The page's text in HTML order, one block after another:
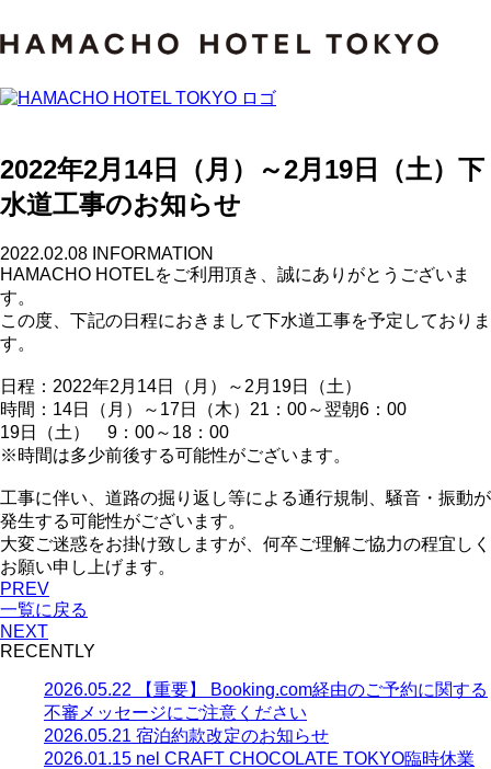
2022年2月14日（月）～2月19日（土）下
水道工事のお知らせ
2022.02.08 INFORMATION
HAMACHO HOTELをご利用頂き、誠にありがとうございま
す。
この度、下記の日程におきまして下水道工事を予定しておりま
す。
日程：2022年2月14日（月）～2月19日（土）
時間：14日（月）～17日（木）21：00～翌朝6：00
19日（土） 9：00～18：00
※時間は多少前後する可能性がございます。
工事に伴い、道路の掘り返し等による通行規制、騒音・振動が
発生する可能性がございます。
大変ご迷惑をお掛け致しますが、何卒ご理解ご協力の程宜しく
お願い申し上げます。
PREV
一覧に戻る
NEXT
RECENTLY
2026.05.22
【重要】 Booking.com経由のご予約に関する
不審メッセージにご注意ください
2026.05.21 宿泊約款改定のお知らせ
2026.01.15 nel CRAFT CHOCOLATE TOKYO臨時休業